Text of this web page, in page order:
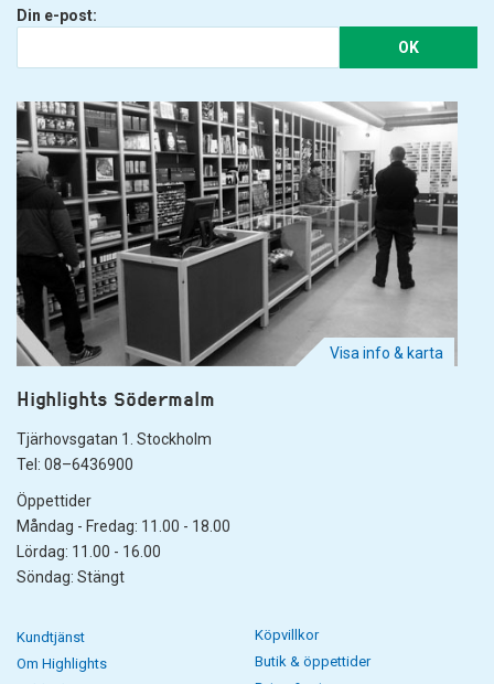
Din e-post:
OK
Visa info & karta
Highlights Södermalm
Tjärhovsgatan 1. Stockholm
Tel: 08–6436900
Öppettider
Måndag - Fredag: 11.00 - 18.00
Lördag: 11.00 - 16.00
Söndag: Stängt
Kundtjänst
Om Highlights
Köpvillkor
Butik & öppettider